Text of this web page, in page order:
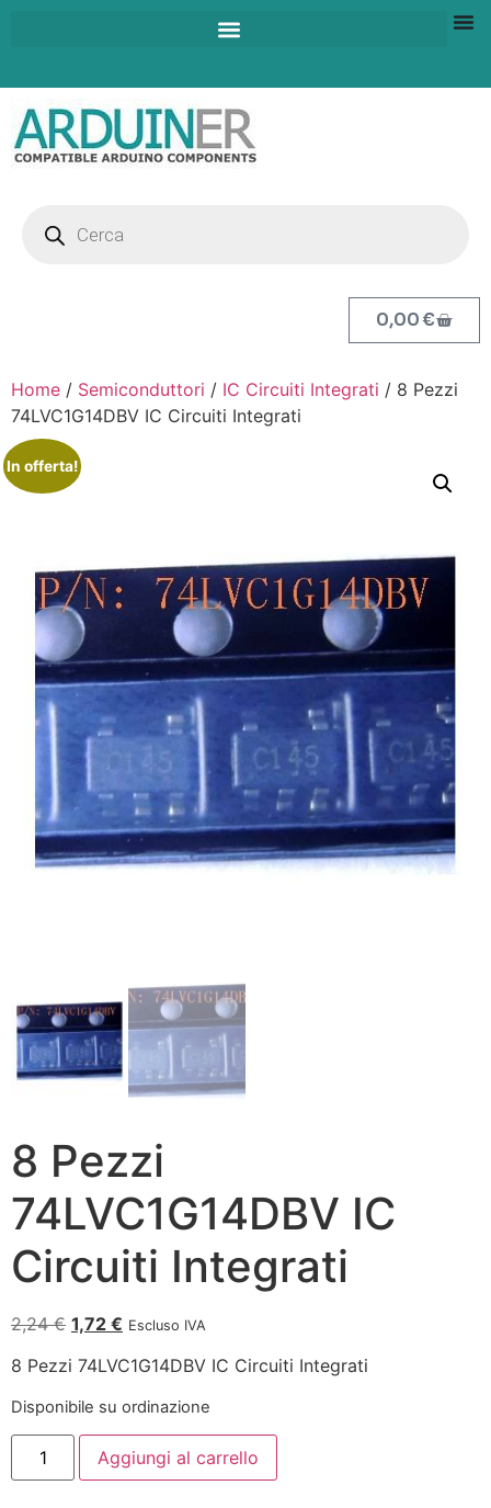
0,00€
Home / Semiconduttori / IC Circuiti Integrati / 8 Pezzi
74LVC1G14DBV IC Circuiti Integrati
In offerta!
8 Pezzi
74LVC1G14DBV IC
Circuiti Integrati
2,24€ 1,72 € Escluso IVA
8 Pezzi 74LVC1G14DBV IC Circuiti Integrati
Disponibile su ordinazione
Aggiungi al carrello